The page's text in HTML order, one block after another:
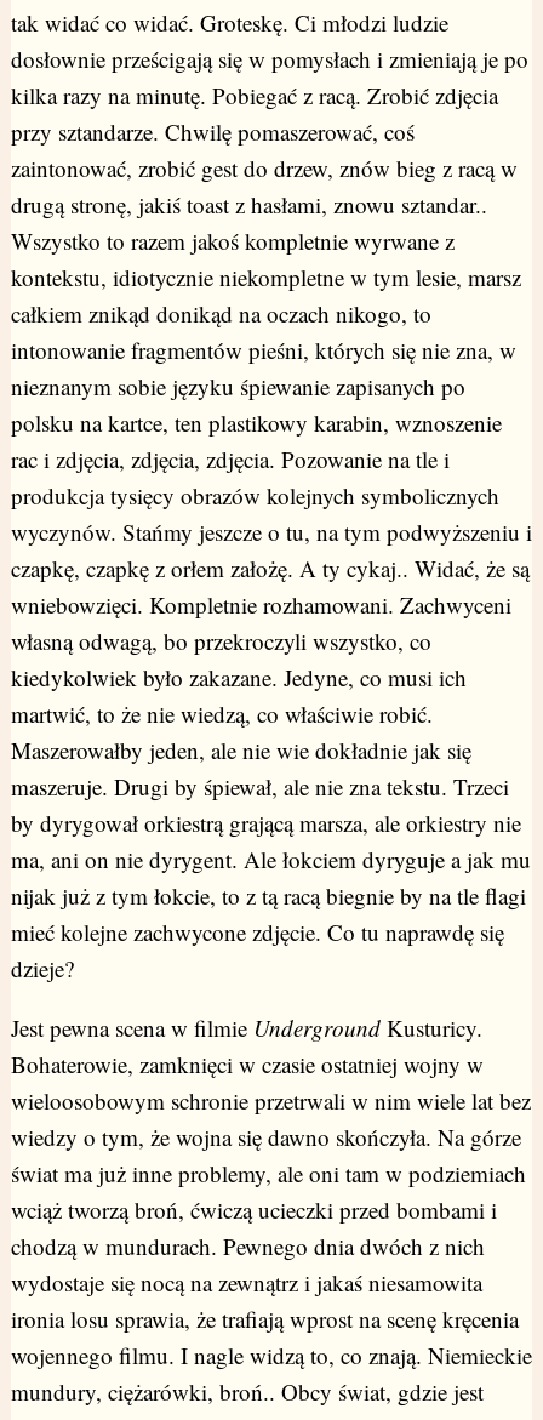
tak widać co widać. Groteskę. Ci młodzi ludzie
dosłownie prześcigają się w pomysłach i zmieniają je po
kilka razy na minutę. Pobiegać z racą. Zrobić zdjęcia
przy sztandarze. Chwilę pomaszerować, coś
zaintonować, zrobić gest do drzew, znów bieg z racą w
drugą stronę, jakiś toast z hasłami, znowu sztandar..
Wszystko to razem jakoś kompletnie wyrwane z
kontekstu, idiotycznie niekompletne w tym lesie, marsz
całkiem znikąd donikąd na oczach nikogo, to
intonowanie fragmentów pieśni, których się nie zna, w
nieznanym sobie języku śpiewanie zapisanych po
polsku na kartce, ten plastikowy karabin, wznoszenie
rac i zdjęcia, zdjęcia, zdjęcia. Pozowanie na tle i
produkcja tysięcy obrazów kolejnych symbolicznych
wyczynów. Stańmy jeszcze o tu, na tym podwyższeniu i
czapkę, czapkę z orłem założę. A ty cykaj.. Widać, że są
wniebowzięci. Kompletnie rozhamowani. Zachwyceni
własną odwagą, bo przekroczyli wszystko, co
kiedykolwiek było zakazane. Jedyne, co musi ich
martwić, to że nie wiedzą, co właściwie robić.
Maszerowałby jeden, ale nie wie dokładnie jak się
maszeruje. Drugi by śpiewał, ale nie zna tekstu. Trzeci
by dyrygował orkiestrą grającą marsza, ale orkiestry nie
ma, ani on nie dyrygent. Ale łokciem dyryguje a jak mu
nijak już z tym łokcie, to z tą racą biegnie by na tle flagi
mieć kolejne zachwycone zdjęcie. Co tu naprawdę się
dzieje?
Jest pewna scena w filmie UndergroundKusturicy.
Bohaterowie, zamknięci w czasie ostatniej wojny w
wieloosobowym schronie przetrwali w nim wiele lat bez
wiedzy o tym, że wojna się dawno skończyła. Na górze
świat ma już inne problemy, ale oni tam w podziemiach
wciąż tworzą broń, ćwiczą ucieczki przed bombami i
chodzą w mundurach. Pewnego dnia dwóch z nich
wydostaje się nocą na zewnątrz i jakaś niesamowita
ironia losu sprawia, że trafiają wprost na scenę kręcenia
wojennego filmu. I nagle widzą to, co znają. Niemieckie
mundury, ciężarówki, broń.. Obcy świat, gdzie jest